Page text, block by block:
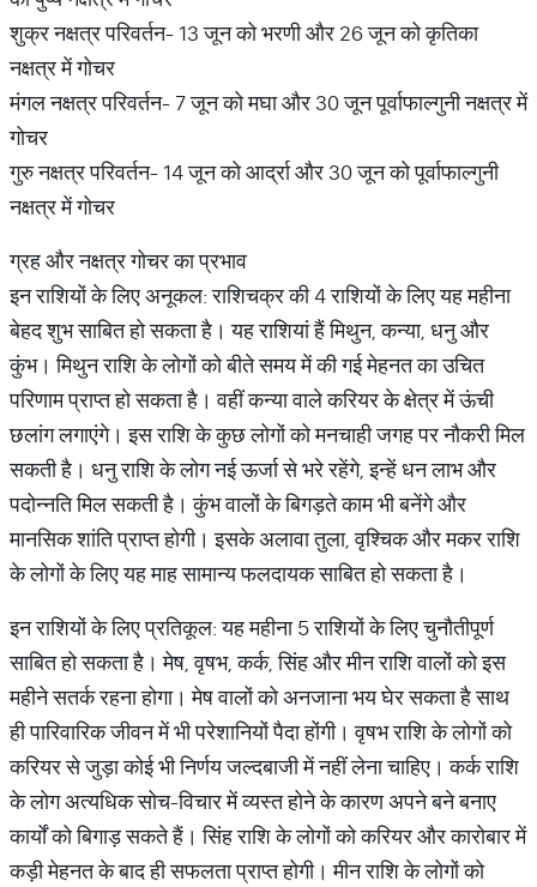
शुक्र नक्षत्र परिवर्तन- 13 जून को भरणी और 26 जून को कृतिका
नक्षत्र में गोचर
मंगल नक्षत्र परिवर्तन- 7 जून को मघा और 30 जून पूर्वाफाल्गुनी नक्षत्र में
गोचर
गुरु नक्षत्र परिवर्तन- 14 जून को आर्द्रा और 30 जून को पूर्वाफाल्गुनी
नक्षत्र में गोचर
ग्रह और नक्षत्र गोचर का प्रभाव
इन राशियों के लिए अनूकल: राशिचक्र की 4 राशियों के लिए यह महीना
बेहद शुभ साबित हो सकता है। यह राशियां हैं मिथुन, कन्या, धनु और
कुंभ। मिथुन राशि के लोगों को बीते समय में की गई मेहनत का उचित
परिणाम प्राप्त हो सकता है। वहीं कन्या वाले करियर के क्षेत्र में ऊंची
छलांग लगाएंगे। इस राशि के कुछ लोगों को मनचाही जगह पर नौकरी मिल
सकती है। धनु राशि के लोग नई ऊर्जा से भरे रहेंगे, इन्हें धन लाभ और
पदोन्नति मिल सकती है। कुंभ वालों के बिगड़ते काम भी बनेंगे और
मानसिक शांति प्राप्त होगी। इसके अलावा तुला, वृश्चिक और मकर राशि
के लोगों के लिए यह माह सामान्य फलदायक साबित हो सकता है।
इन राशियों के लिए प्रतिकूल: यह महीना 5 राशियों के लिए चुनौतीपूर्ण
साबित हो सकता है। मेष, वृषभ, कर्क, सिंह और मीन राशि वालों को इस
महीने सतर्क रहना होगा। मेष वालों को अनजाना भय घेर सकता है साथ
ही पारिवारिक जीवन में भी परेशानियों पैदा होंगी। वृषभ राशि के लोगों को
करियर से जुड़ा कोई भी निर्णय जल्दबाजी में नहीं लेना चाहिए। कर्क राशि
के लोग अत्यधिक सोच-विचार में व्यस्त होने के कारण अपने बने बनाए
कार्यों को बिगाड़ सकते हैं। सिंह राशि के लोगों को करियर और कारोबार में
कड़ी मेहनत के बाद ही सफलता प्राप्त होगी। मीन राशि के लोगों को